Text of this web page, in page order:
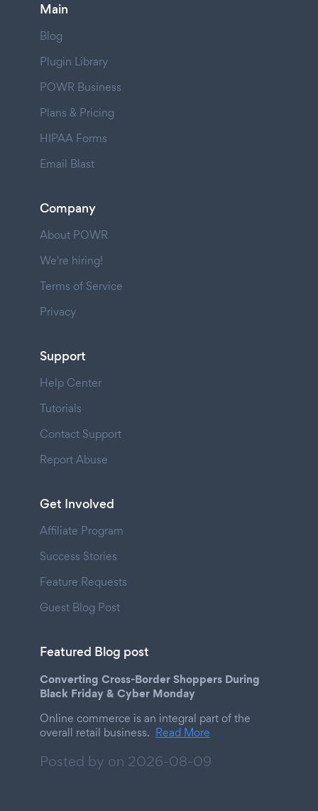
Main
Blog
Plugin Library
POWR Business
Plans & Pricing
HIPAA Forms
Email Blast
Company
About POWR
We're hiring!
Terms of Service
Privacy
Support
Help Center
Tutorials
Contact Support
Report Abuse
Get Involved
Affiliate Program
Success Stories
Feature Requests
Guest Blog Post
Featured Blog post
Converting Cross-Border Shoppers During
Black Friday & Cyber Monday
Online commerce is an integral part of the
overall retail business. Read More
Posted by on 2026-08-09